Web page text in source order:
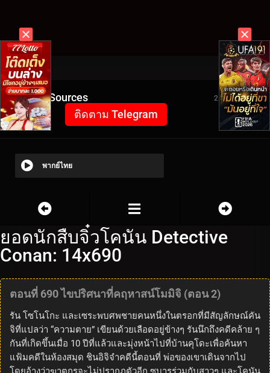
Video Sources 2553 Views
ติดตาม Telegram
พากย์ไทย
ยอดนักสืบจิ๋วโคนัน Detective
Conan: 14x690
ตอนที่ 690 ไขปริศนาที่คฤหาสน์โมมิจิ (ตอน 2)
รัน โซโนโกะ และเซระพบศพชายคนหนึ่งในตรอกที่มีสัญลักษณ์คัน
จิที่แปลว่า “ความตาย” เขียนด้วยเลือดอยู่ข้างๆ รันนึกถึงคดีคล้าย ๆ
กันที่เกิดขึ้นเมื่อ 10 ปีที่แล้วและมุ่งหน้าไปที่บ้านคุโดะเพื่อค้นหา
แฟ้มคดีในห้องสมุด ชินอิจิจำคดีนี้ตอนที่ พ่อของเขาเดินจากไป